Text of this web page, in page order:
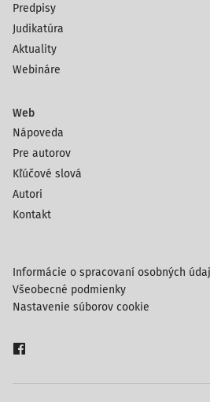
Predpisy
Judikatúra
Aktuality
Webináre
Web
Nápoveda
Pre autorov
Kľúčové slová
Autori
Kontakt
Informácie o spracovaní osobných
Všeobecné podmienky
Nastavenie súborov cookie